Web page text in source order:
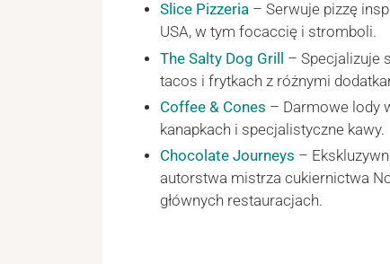
Slice Pizzeria – Serwuje pizzę
USA, w tym focaccię i stromboli.
The Salty Dog Grill
– Specjalizuje
tacos i frytkach z różnymi
Coffee & Cones – Darmowe lody
kanapkach i specjalistyczne kawy.
Chocolate Journeys –
autorstwa mistrza cukiernictwa
głównych restauracjach.